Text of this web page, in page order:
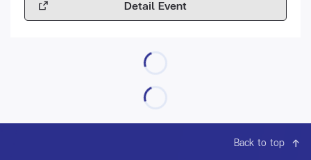
Detail Event
Back to top